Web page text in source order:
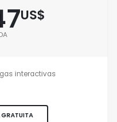
US$
interactivas
GRATUITA